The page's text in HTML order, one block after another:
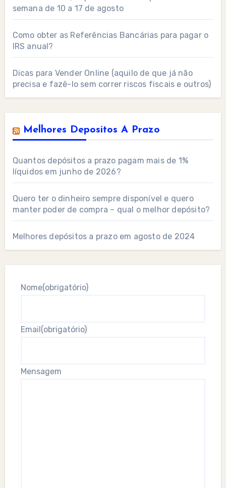
semana de 10 a 17 de agosto
Como obter as Referências Bancárias para pagar o
IRS anual?
Dicas para Vender Online (aquilo de que já não
precisa e fazê-lo sem correr riscos fiscais e outros)
Melhores Depositos A Prazo
Quantos depósitos a prazo pagam mais de 1%
líquidos em junho de 2026?
Quero ter o dinheiro sempre disponível e quero
manter poder de compra – qual o melhor depósito?
Melhores depósitos a prazo em agosto de 2024
Nome(obrigatório)
Email (obrigatório)
Mensagem